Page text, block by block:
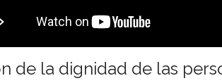
de la dignidad de las